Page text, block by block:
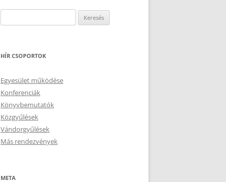
HÍR CSOPORTOK
Egyesület működése
Konferenciák
Könyvbemutatók
Közgyűlések
Vándorgyűlések
Más rendezvények
META